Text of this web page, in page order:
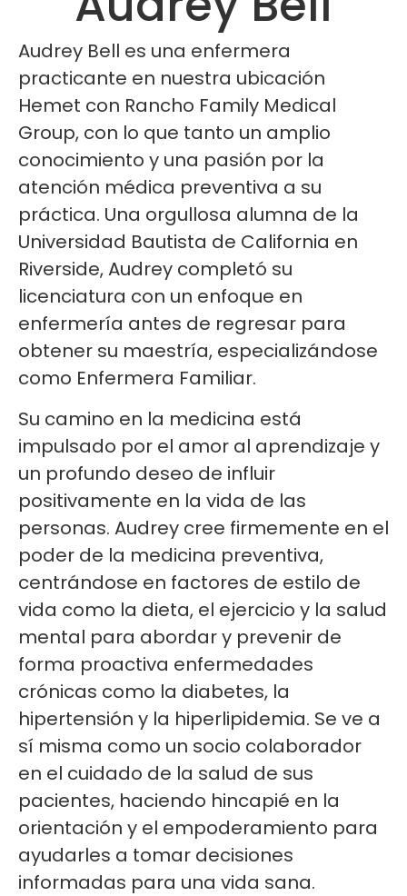
Audrey Bell es una enfermera
practicante en nuestra ubicación
Hemet con Rancho Family Medical
Group, con lo que tanto un amplio
conocimiento y una pasión por la
atención médica preventiva a su
práctica. Una orgullosa alumna de la
Universidad Bautista de California en
Riverside, Audrey completó su
licenciatura con un enfoque en
enfermería antes de regresar para
obtener su maestría, especializándose
como Enfermera Familiar.
Su camino en la medicina está
impulsado por el amor al aprendizaje y
un profundo deseo de influir
positivamente en la vida de las
personas. Audrey cree firmemente en el
poder de la medicina preventiva,
centrándose en factores de estilo de
vida como la dieta, el ejercicio y la salud
mental para abordar y prevenir de
forma proactiva enfermedades
crónicas como la diabetes, la
hipertensión y la hiperlipidemia. Se ve a
sí misma como un socio colaborador
en el cuidado de la salud de sus
pacientes, haciendo hincapié en la
orientación y el empoderamiento para
ayudarles a tomar decisiones
informadas para una vida sana.